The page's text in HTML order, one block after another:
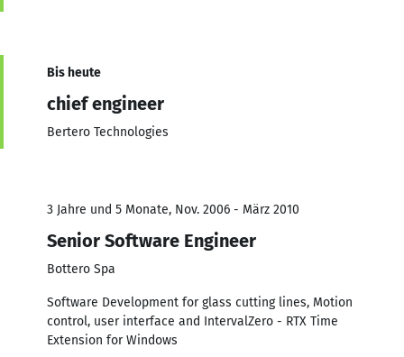
Bis heute
chief engineer
Bertero Technologies
3 Jahre und 5 Monate, Nov. 2006 - März 2010
Senior Software Engineer
Bottero Spa
Software Development for glass cutting lines, Motion
control, user interface and IntervalZero - RTX Time
Extension for Windows